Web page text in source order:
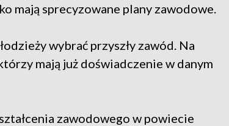
mają sprecyzowane plany zawodowe.
wybrać przyszły zawód. Na
mają już doświadczenie w danym
zawodowego w powiecie